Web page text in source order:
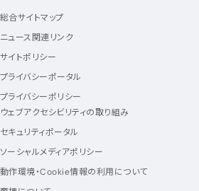
総合サイトマップ
ニュース関連リンク
サイトポリシー
プライバシーポータル
プライバシーポリシー
ウェブアクセシビリティの取り組み
セキュリティポータル
ソーシャルメディアポリシー
動作環境・Cookie情報の利用について